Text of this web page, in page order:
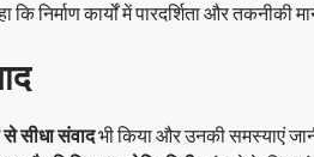
कि निर्माण कार्यों में पारदर्शिता और तकनीकी
से सीधा संवादभी किया और उनकी समस्याएं